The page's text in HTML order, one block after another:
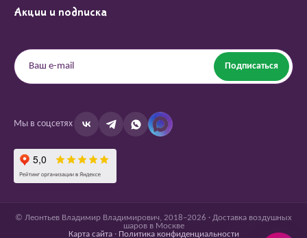
Акции и подписка
Подписаться
Мы в соцсетях
© Леонтьев Владимир Владимирович, 2018–2026 · Доставка воздушных
шаров в Москве
Карта сайта· Политика конфиденциальности